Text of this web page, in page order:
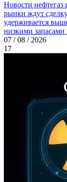
Новости нефтегаз
рынки ждут
удерживается
низкими запасами
07 / 08 / 2026
17